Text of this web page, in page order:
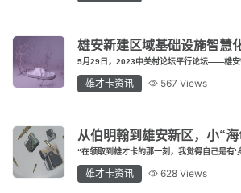
雄安新建区域基础设施智慧
5月29日，2023中关村论坛平行论坛——雄
雄才卡资讯 567 Views
从伯明翰到雄安新区，小“
“在领取到雄才卡的那一刻，我觉得自己是有
雄才卡资讯 628 Views